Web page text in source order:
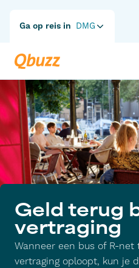
Ga op reis in DMG
Geld terug
vertraging
Wanneer een bus of R-
vertraging oploopt, kun je